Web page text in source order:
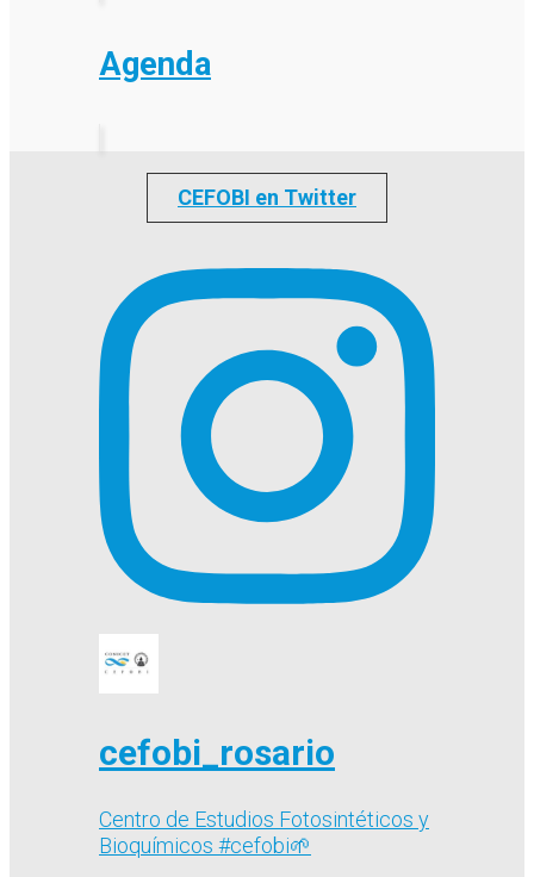
Agenda
CEFOBI en Twitter
cefobi_rosario
Centro de Estudios Fotosintéticos y
Bioquímicos #cefobi🌱